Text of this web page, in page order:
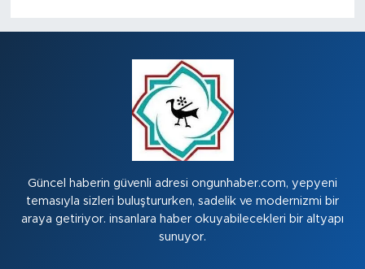
Güncel haberin güvenli adresi ongunhaber.com, yepyeni
temasıyla sizleri buluştururken, sadelik ve modernizmi bir
araya getiriyor. insanlara haber okuyabilecekleri bir altyapı
sunuyor.